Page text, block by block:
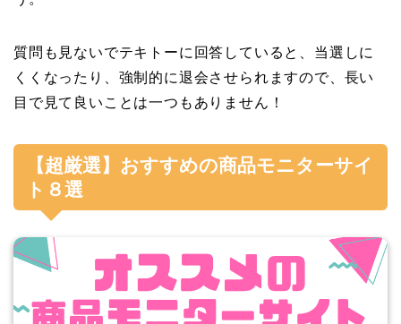
質問も見ないでテキトーに回答していると、当選しに
くくなったり、強制的に退会させられますので、長い
目で見て良いことは一つもありません！
【超厳選】おすすめの商品モニターサイ
ト８選